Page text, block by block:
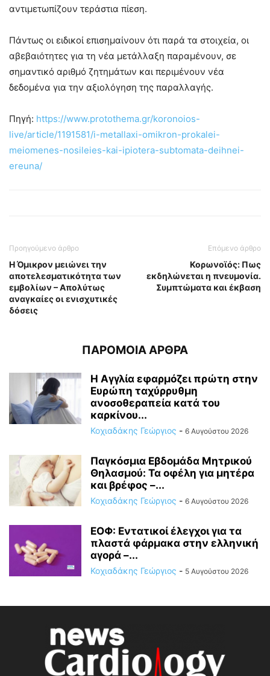
αντιμετωπίζουν τεράστια πίεση.
Πάντως οι ειδικοί επισημαίνουν ότι παρά τα στοιχεία, οι
αβεβαιότητες για τη νέα μετάλλαξη παραμένουν, σε
σημαντικό αριθμό ζητημάτων και περιμένουν νέα
δεδομένα για την αξιολόγηση της παραλλαγής.
Πηγή: https://www.protothema.gr/koronoios-
live/article/1191581/i-metallaxi-omikron-prokalei-
meiomenes-nosileies-kai-ipiotera-subtomata-deihnei-
ereuna/
Προηγούμενο άρθρο
Η Όμικρον μειώνει την
αποτελεσματικότητα των
εμβολίων – Απολύτως
αναγκαίες οι ενισχυτικές
δόσεις
Επόμενο άρθρο
Κορωνοϊός: Πως
εκδηλώνεται η πνευμονία.
Συμπτώματα και έκβαση
ΠΑΡΟΜΟΙΑ ΑΡΘΡΑ
Η Αγγλία εφαρμόζει πρώτη στην
Ευρώπη ταχύρρυθμη
ανοσοθεραπεία κατά του
καρκίνου...
Κοχιαδάκης Γεώργιος - 6 Αυγούστου 2026
Παγκόσμια Εβδομάδα Μητρικού
Θηλασμού: Τα οφέλη για μητέρα
και βρέφος –...
Κοχιαδάκης Γεώργιος - 6 Αυγούστου 2026
ΕΟΦ: Εντατικοί έλεγχοι για τα
πλαστά φάρμακα στην ελληνική
αγορά –...
Κοχιαδάκης Γεώργιος - 5 Αυγούστου 2026